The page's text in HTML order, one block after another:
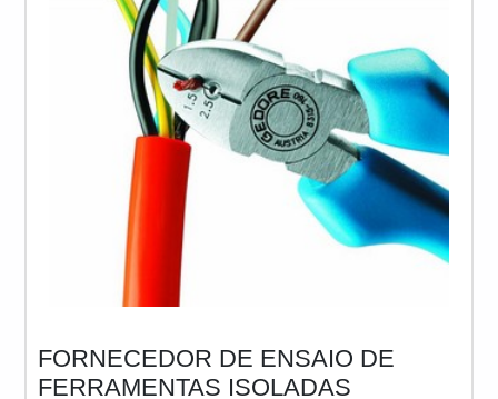
FORNECEDOR DE ENSAIO DE
FERRAMENTAS ISOLADAS